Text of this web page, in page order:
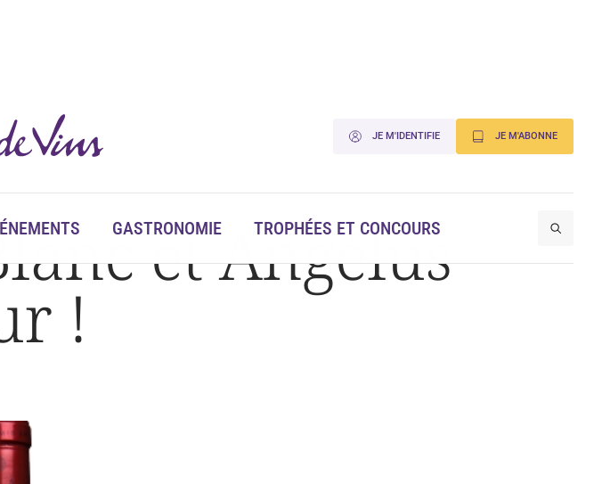
JE M'IDENTIFIE JE M'ABONNE
GASTRONOMIE TROPHÉES ET CONCOURS
et Angélus
!